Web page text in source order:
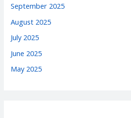
September 2025
August 2025
July 2025
June 2025
May 2025